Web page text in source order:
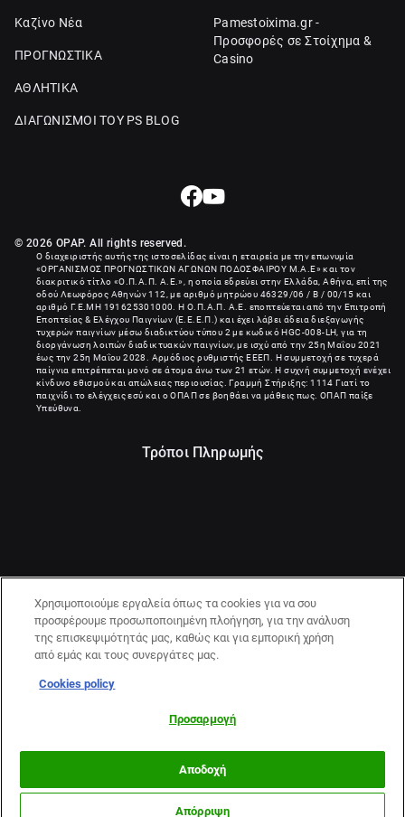
Καζίνο Νέα
ΠΡΟΓΝΩΣΤΙΚΑ
ΑΘΛΗΤΙΚΑ
ΔΙΑΓΩΝΙΣΜΟΙ ΤΟΥ PS BLOG
Pamestoixima.gr -
Προσφορές σε Στοίχημα &
Casino
© 2026 OPAP. All rights reserved.
Ο διαχειριστής αυτής της ιστοσελίδας είναι η εταιρεία με την επωνυμία
«ΟΡΓΑΝΙΣΜΟΣ ΠΡΟΓΝΩΣΤΙΚΩΝ ΑΓΩΝΩΝ ΠΟΔΟΣΦΑΙΡΟΥ Μ.Α.Ε» και τον
διακριτικό τίτλο «Ο.Π.Α.Π. Α.Ε.», η οποία εδρεύει στην Ελλάδα, Αθήνα, επί της
οδού Λεωφόρος Αθηνών 112, με αριθμό μητρώου 46329/06 / B / 00/15 και
αριθμό Γ.Ε.ΜΗ 191625301000
. Η Ο.Π.Α.Π. Α.Ε. εποπτεύεται από την Επιτροπή
Εποπτείας & Ελέγχου Παιγνίων (Ε.Ε.Ε.Π.) και έχει λάβει άδεια διεξαγωγής
τυχερών παιγνίων μέσω διαδικτύου τύπου 2 με κωδικό HGC-008-LH, για τη
διοργάνωση λοιπών διαδικτυακών παιγνίων, με ισχύ από την 25η Μαΐου 2021
έως την 25η Μαΐου 2028. Αρμόδιος ρυθμιστής ΕΕΕΠ. Η συμμετοχή σε τυχερά
παίγνια επιτρέπεται μονό σε άτομα άνω των 21 ετών. Η συχνή συμμετοχή ενέχει
κίνδυνο εθισμού και απώλειας περιουσίας. Γραμμή Στήριξης: 1114 Γιατί το
παιχνίδι το ελέγχεις εσύ και ο ΟΠΑΠ σε βοηθάει να μάθεις πως. ΟΠΑΠ παίξε
Υπεύθυνα.
Τρόποι Πληρωμής
ΣΥΜΒΟΥΛΕΥΤΙΚΗΣ:1114
Χρησιμοποιούμε εργαλεία όπως τα cookies για να σου
προσφέρουμε προσωποποιημένη πλοήγηση, για την ανάλυση
της επισκεψιμότητάς μας, καθώς και για εμπορική χρήση
από εμάς και τους συνεργάτες μας.
Cookies policy
Προσαρμογή
Απόρριψη
Αποδοχή